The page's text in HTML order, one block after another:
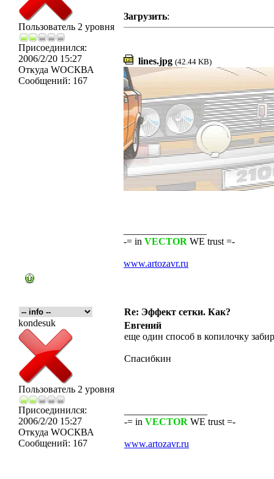
Пользователь 2 уровня
Присоединился:
2006/2/20 15:27
Откуда WOСКВА
Сообщений: 167
Загрузить:
lines.jpg (42.44 KB)
-= in VECTOR WE trust =-
www.artozavr.ru
Re: Эффект сетки. Как?
kondesuk
Пользователь 2 уровня
Присоединился:
2006/2/20 15:27
Откуда WOСКВА
Сообщений: 167
Евгений
еще один способ в копилочку
Спасибкин
-= in VECTOR WE trust =-
www.artozavr.ru